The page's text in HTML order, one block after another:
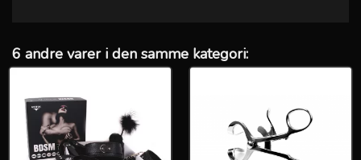
6 andre varer i den samme kategori: